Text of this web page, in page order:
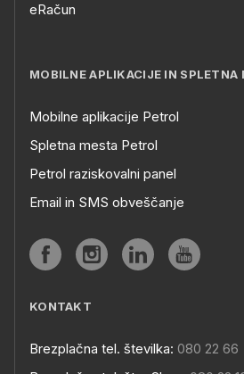
eRačun
MOBILNE APLIKACIJE IN SPLETNA
Mobilne aplikacije Petrol
Spletna mesta Petrol
Petrol raziskovalni panel
Email in SMS obveščanje
KONTAKT
Brezplačna tel. številka: 080 22 66